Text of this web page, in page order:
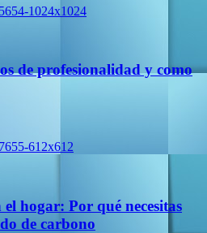
de profesionalidad y como
el hogar: Por qué necesitas
de carbono